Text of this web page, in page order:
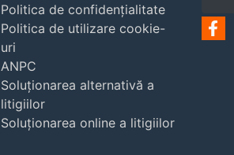
Politica de confidențialitate
Politica de utilizare cookie-
uri
ANPC
Soluționarea alternativă a
litigiilor
Soluționarea online a litigiilor